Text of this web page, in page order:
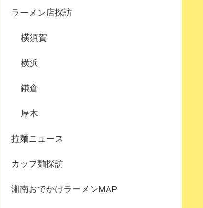
ラーメン店探訪
横須賀
横浜
鎌倉
厚木
拉麺ニュース
カップ麺探訪
湘南おでかけラーメンMAP